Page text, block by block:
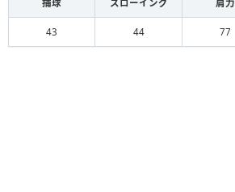
捕球 スローイング 肩力
43 44 77